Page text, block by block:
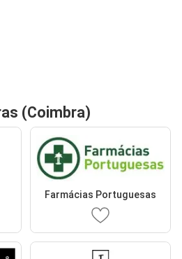
(Coimbra)
Farmácias Portuguesas